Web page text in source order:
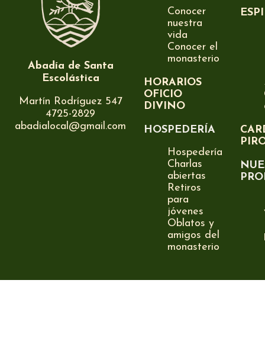
Abadía de Santa
Escolástica
Martín Rodríguez 547
4725-2829
abadialocal@gmail.com
Conocer
nuestra
vida
Conocer el
monasterio
HORARIOS
OFICIO
DIVINO
HOSPEDERÍA
Hospedería
Charlas
abiertas
Retiros
para
jóvenes
Oblatos y
amigos del
monasterio